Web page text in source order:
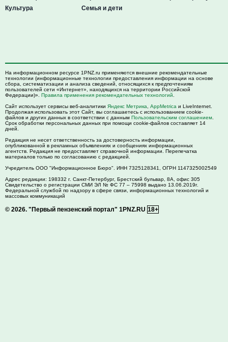
Культура
Семья и дети
На информационном ресурсе 1PNZ.ru применяются внешние рекомендательные
технологии (информационные технологии предоставления информации на основе
сбора, систематизации и анализа сведений, относящихся к предпочтениям
пользователей сети «Интернет», находящихся на территории Российской
Федерации)». Правила применения рекомендательных технологий
Сайт использует сервисы веб-аналитики Яндекс Метрика AppMetrica и LiveInternet.
Продолжая использовать этот Сайт, вы соглашаетесь с использованием cookie-
файлов и других данных в соответствии с данным Пользовательским соглашением
Срок обработки персональных данных при помощи cookie-файлов составляет 14
дней.
Редакция не несет ответственность за достоверность информации,
опубликованной в рекламных объявлениях и сообщениях информационных
агентств. Редакция не предоставляет справочной информации. Перепечатка
материалов только по согласованию с редакцией.
Учредитель ООО "Информационное Бюро". ИНН 7325128341, ОГРН 1147325002549
Адрес редакции: 198332 г. Санкт-Петербург, Брестский бульвар, 8А, офис 305
Свидетельство о регистрации СМИ ЭЛ № ФС 77 – 75998 выдано 13.06.2019г.
Федеральной службой по надзору в сфере связи, информационных технологий и
массовых коммуникаций
© 2026. "Первый пензенский портал" 1PNZ.RU 18+